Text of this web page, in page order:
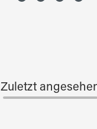
Zuletzt